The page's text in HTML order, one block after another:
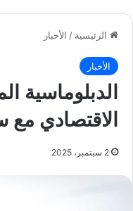
الرئيسية / الأخبار
الأخبار
الدبلوماسية
الاقتصادي مع
2 سبتمبر، 2025